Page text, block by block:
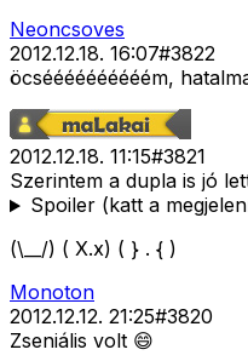
Neoncsoves
2012.12.18. 16:07#3822
öcséééééééééém,
2012.12.18. 11:15#3821
Szerintem a dupla is jó
Spoiler (katt a
(\__/) ( X.x) ( } . { )
Monoton
2012.12.12. 21:25#3820
Zseniális volt 😄